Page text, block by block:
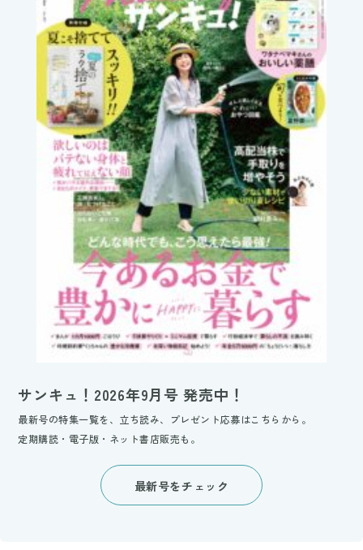
サンキュ！2026年9月号 発売中！
最新号の特集一覧を、立ち読み、プレゼント応募はこちらから。
定期購読・電子版・ネット書店販売も。
最新号をチェック